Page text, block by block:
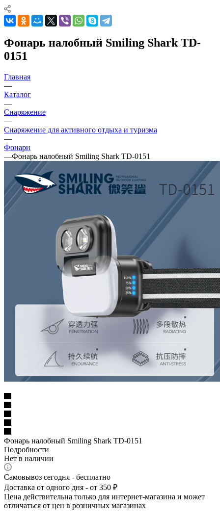
Фонарь налобный Smiling Shark TD-
0151
Главная
—
Каталог
—
Снаряжение
—
Снаряжение для активного отдыха и туризма
—
Фонари
—Фонарь налобный Smiling Shark TD-0151
Фонарь налобный Smiling Shark TD-0151
Подробности
Нет в наличии
Самовывоз сегодня - бесплатно
Доставка от одного дня - от 350 ₽
Цена действительна только для интернет-магазина и может
отличаться от цен в розничных магазинах